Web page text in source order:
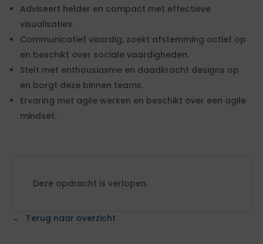
Adviseert helder en compact met effectieve
visualisaties.
Communicatief vaardig, zoekt afstemming actief op
en beschikt over sociale vaardigheden.
Stelt met enthousiasme en daadkracht designs op
en borgt deze binnen teams.
Ervaring met agile werken en beschikt over een agile
mindset.
Deze opdracht is verlopen.
Terug naar overzicht